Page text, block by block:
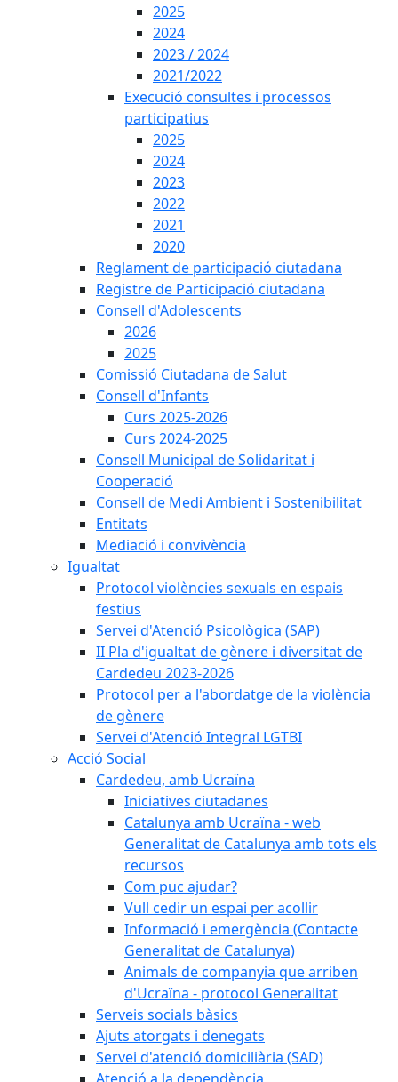
2025
2024
2023 / 2024
2021/2022
Execució consultes i processos
participatius
2025
2024
2023
2022
2021
2020
Reglament de participació ciutadana
Registre de Participació ciutadana
Consell d'Adolescents
2026
2025
Comissió Ciutadana de Salut
Consell d'Infants
Curs 2025-2026
Curs 2024-2025
Consell Municipal de Solidaritat i
Cooperació
Consell de Medi Ambient i Sostenibilitat
Entitats
Mediació i convivència
Igualtat
Protocol violències sexuals en espais
festius
Servei d'Atenció Psicològica (SAP)
II Pla d'igualtat de gènere i diversitat de
Cardedeu 2023-2026
Protocol per a l'abordatge de la violència
de gènere
Servei d'Atenció Integral LGTBI
Acció Social
Cardedeu, amb Ucraïna
Iniciatives ciutadanes
Catalunya amb Ucraïna - web
Generalitat de Catalunya amb tots els
recursos
Com puc ajudar?
Vull cedir un espai per acollir
Informació i emergència (Contacte
Generalitat de Catalunya)
Animals de companyia que arriben
d'Ucraïna - protocol Generalitat
Serveis socials bàsics
Ajuts atorgats i denegats
Servei d'atenció domiciliària (SAD)